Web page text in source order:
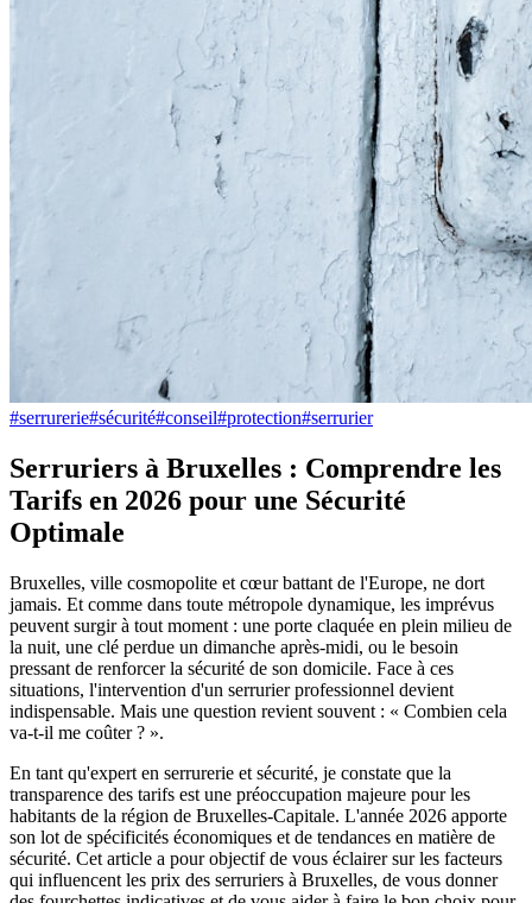
#serrurerie#sécurité#conseil#protection#serrurier
Serruriers à Bruxelles : Comprendre les
Tarifs en 2026 pour une Sécurité
Optimale
Bruxelles, ville cosmopolite et cœur battant de l'Europe, ne dort
jamais. Et comme dans toute métropole dynamique, les imprévus
peuvent surgir à tout moment : une porte claquée en plein milieu de
la nuit, une clé perdue un dimanche après-midi, ou le besoin
pressant de renforcer la sécurité de son domicile. Face à ces
situations, l'intervention d'un serrurier professionnel devient
indispensable. Mais une question revient souvent : « Combien cela
va-t-il me coûter ? ».
En tant qu'expert en serrurerie et sécurité, je constate que la
transparence des tarifs est une préoccupation majeure pour les
habitants de la région de Bruxelles-Capitale. L'année 2026 apporte
son lot de spécificités économiques et de tendances en matière de
sécurité. Cet article a pour objectif de vous éclairer sur les facteurs
qui influencent les prix des serruriers à Bruxelles, de vous donner